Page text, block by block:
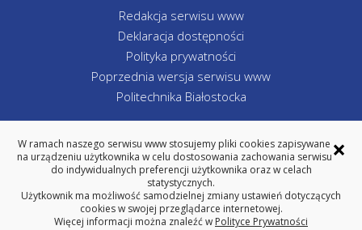
Redakcja serwisu www
Deklaracja dostępności
Polityka prywatności
Poprzednia wersja serwisu www
Politechnika Białostocka
WYDZIAŁ INŻYNIERII ZARZĄDZANIA
POLITECHNIKA BIAŁOSTOCKA
ul. Ojca Tarasiuka 2, 16-001 Kleosin
tel. centrala 85 746-98-02, fax 85 663 -19-88
×
W ramach naszego serwisu www stosujemy pliki cookies zapisywane
na urządzeniu użytkownika w celu dostosowania zachowania serwisu
do indywidualnych preferencji użytkownika oraz w celach
statystycznych.
Użytkownik ma możliwość samodzielnej zmiany ustawień dotyczących
cookies w swojej przeglądarce internetowej.
Więcej informacji można znaleźć w Polityce Prywatności